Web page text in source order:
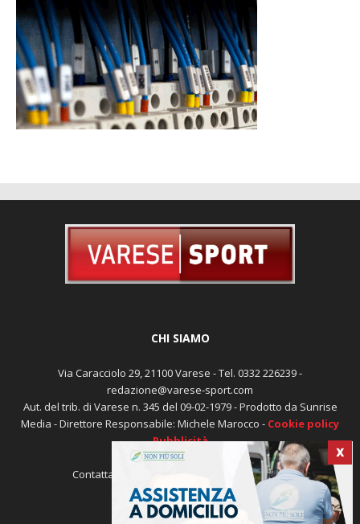
X
CHI SIAMO
Via Caracciolo 29, 21100 Varese - Tel. 0332 226239 -
redazione@varese-sport.com
Aut. del trib. di Varese n. 345 del 09-02-1979 - Prodotto da Sunrise
Media - Direttore Responsabile: Michele Marocco - Cookie policy
Pubblicità
Contattaci: redazione@varese-sport.com